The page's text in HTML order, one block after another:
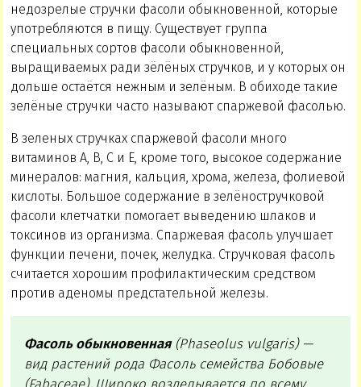
недозрелые стручки фасоли обыкновенной, которые
употребляются в пищу. Существует группа
специальных сортов фасоли обыкновенной,
выращиваемых ради зёлёных стручков, и у которых он
дольше остаётся нежным и зелёным. В обиходе такие
зелёные стручки часто называют спаржевой фасолью.
В зеленых стручках спаржевой фасоли много
витаминов А, В, С и Е, кроме того, высокое содержание
минералов: магния, кальция, хрома, железа, фолиевой
кислоты. Большое содержание в зелёностручковой
фасоли клетчатки помогает выведению шлаков и
токсинов из организма. Спаржевая фасоль улучшает
функции печени, почек, желудка. Стручковая фасоль
считается хорошим профилактическим средством
против аденомы предстательной железы.
Фасоль обыкновенная(Phaseolus vulgaris) —
вид растений рода Фасоль семейства Бобовые
(Fabaceae). Широко возделывается по всему